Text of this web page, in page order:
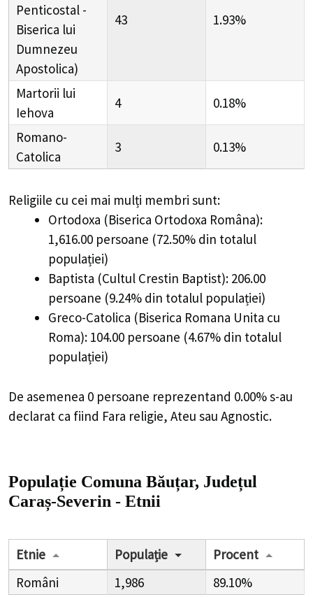
Penticostal -
Biserica lui
Dumnezeu
Apostolica)
43 1.93%
Martorii lui
Iehova
4 0.18%
Romano-
Catolica
3 0.13%
Religiile cu cei mai mulți membri sunt:
Ortodoxa (Biserica Ortodoxa Româna):
1,616.00 persoane (72.50% din totalul
populației)
Baptista (Cultul Crestin Baptist): 206.00
persoane (9.24% din totalul populației)
Greco-Catolica (Biserica Romana Unita cu
Roma): 104.00 persoane (4.67% din totalul
populației)
De asemenea 0 persoane reprezentand 0.00% s-au
declarat ca fiind Fara religie, Ateu sau Agnostic.
Populație Comuna Băuțar, Județul
Caraș-Severin - Etnii
Etnie Populație
Procent
Români
1,986 89.10%